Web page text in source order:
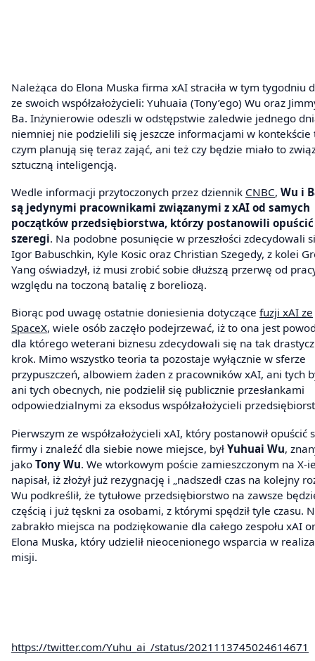
Należąca do Elona Muska firma xAI straciła w tym tygodniu
ze swoich współzałożycieli: Yuhuaia (Tony’ego) Wu oraz
Ba. Inżynierowie odeszli w odstępstwie zaledwie jednego
niemniej nie podzielili się jeszcze informacjami w kontekście
czym planują się teraz zająć, ani też czy będzie miało to
sztuczną inteligencją.
Wedle informacji przytoczonych przez dziennik CNBC, Wu i
są jedynymi pracownikami związanymi z xAI od samych
początków przedsiębiorstwa, którzy postanowili
szeregi. Na podobne posunięcie w przeszłości zdecydowali
Igor Babuschkin, Kyle Kosic oraz Christian Szegedy, z kolei
Yang oświadzył, iż musi zrobić sobie dłuższą przerwę od
względu na toczoną batalię z boreliozą.
Biorąc pod uwagę ostatnie doniesienia dotyczące fuzji xAI ze
SpaceX, wiele osób zaczęło podejrzewać, iż to ona jest
dla którego weterani biznesu zdecydowali się na tak
krok. Mimo wszystko teoria ta pozostaje wyłącznie w sferze
przypuszczeń, albowiem żaden z pracowników xAI, ani tych
ani tych obecnych, nie podzielił się publicznie przesłankami
odpowiedzialnymi za eksodus współzałożycieli
Pierwszym ze współzałożycieli xAI, który postanowił opuścić
firmy i znaleźć dla siebie nowe miejsce, był Yuhuai Wu,
jako Tony Wu. We wtorkowym poście zamieszczonym na X-
napisał, iż złożył już rezygnację i „nadszedł czas na kolejny
Wu podkreślił, że tytułowe przedsiębiorstwo na zawsze
częścią i już tęskni za osobami, z którymi spędził tyle czasu.
zabrakło miejsca na podziękowanie dla całego zespołu xAI
Elona Muska, który udzielił nieocenionego wsparcia w
misji.
https://twitter.com/Yuhu_ai_/status/2021113745024614671